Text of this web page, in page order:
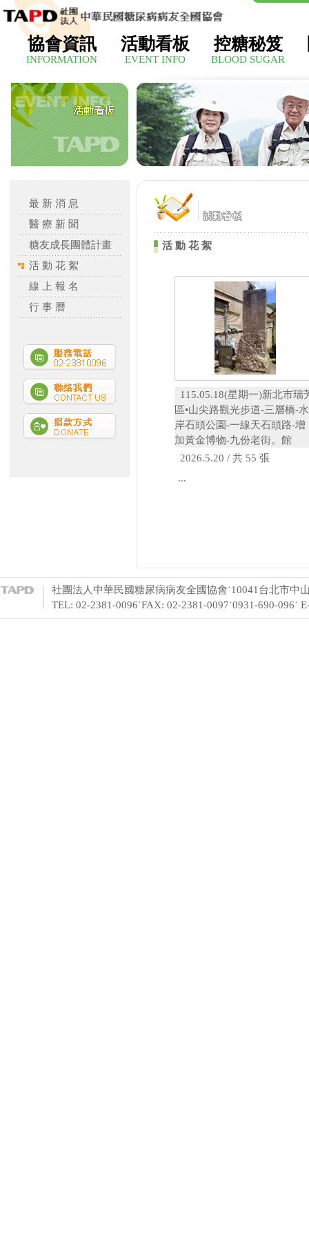
協會資訊
INFORMATION
活動看板
EVENT INFO
控糖秘笈
BLOOD SUGAR
最 新 消 息
醫 療 新 聞
糖友成長團體計畫
活 動 花 絮
線 上 報 名
行 事 曆
活 動 花 絮
115.05.18(星期一)新北市瑞
區•山尖路觀光步道-三層橋-水
岸石頭公園-一線天石頭路-增
加黃金博物-九份老街。館
2026.5.20 / 共 55 張
...
社團法人中華民國糖尿病病友全國協會˙10041台北市中
TEL: 02-2381-0096˙FAX: 02-2381-0097˙0931-690-096˙